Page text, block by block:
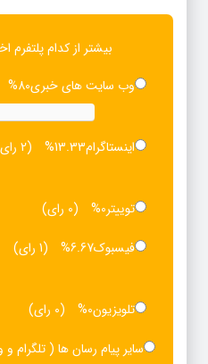
بیشتر از کدام پلتفرم
وب سایت های خبری80%
اینستاگرام13.33% (2 رای)
توییتر0%
(0 رای)
فیسبوک6.67% (1 رای)
تلویزیون0%
(0 رای)
سایر پیام رسان ها ( تلگرام